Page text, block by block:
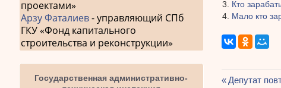
Кто
Мало кто
Депутат
проектами»
Арзу Фаталиев- управляющий СПб
ГКУ «Фонд капитального
строительства и реконструкции»
Государственная административно-